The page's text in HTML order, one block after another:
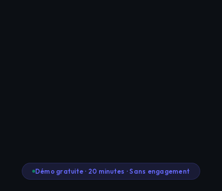
Démo gratuite · 20 minutes · Sans engagement